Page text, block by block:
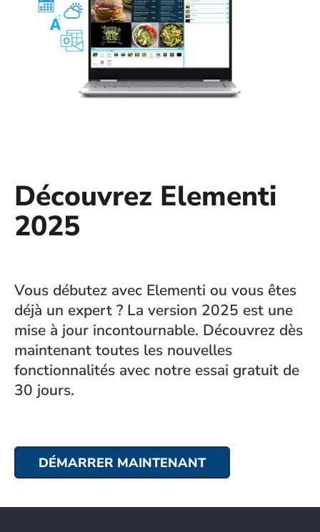
Découvrez Elementi
2025
Vous débutez avec Elementi ou vous êtes
déjà un expert ? La version 2025 est une
mise à jour incontournable. Découvrez dès
maintenant toutes les nouvelles
fonctionnalités avec notre essai gratuit de
30 jours.
DÉMARRER MAINTENANT